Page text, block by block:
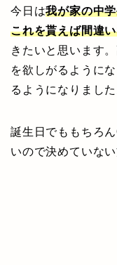
今日は我が家の中
これを貰えば間違
きたいと思います
を欲しがるように
るようになりました
誕生日でももちろ
いので決めていな